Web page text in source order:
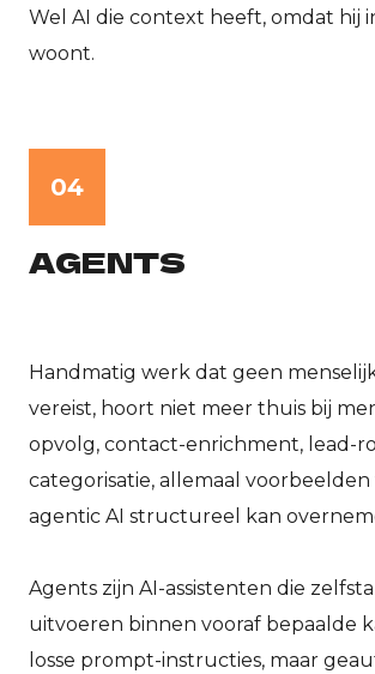
Wel AI die context heeft, omdat hij
woont.
04
AGENTS
Handmatig werk dat geen
vereist, hoort niet meer thuis bij
opvolg, contact-enrichment, lead-
categorisatie, allemaal
agentic AI structureel kan
Agents zijn AI-assistenten die
uitvoeren binnen vooraf bepaalde
losse prompt-instructies, maar